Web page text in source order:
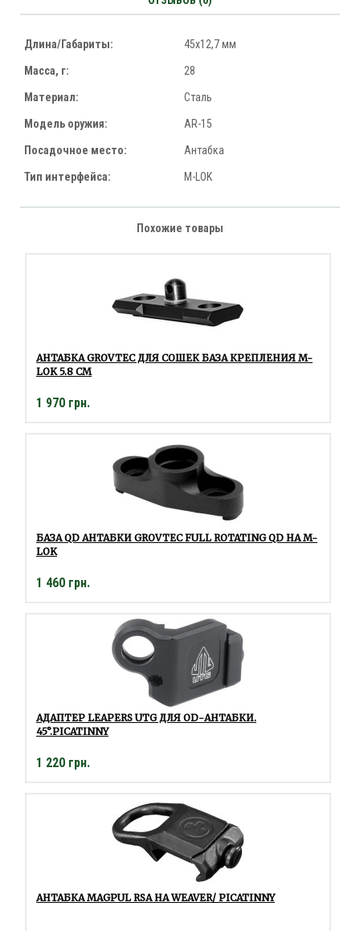
Длина/Габариты: 45x12,7 мм
Масса, г: 28
Материал: Сталь
Модель оружия: AR-15
Посадочное место: Антабка
Тип интерфейса: M-LOK
Похожие товары
АНТАБКА GROVTEC ДЛЯ СОШЕК БАЗА КРЕПЛЕНИЯ M-
LOK 5.8 СМ
1 970 грн.
БАЗА QD АНТАБКИ GROVTEC FULL ROTATING QD НА M-
LOK
1 460 грн.
АДАПТЕР LEAPERS UTG ДЛЯ OD-АНТАБКИ.
45°.PICATINNY
1 220 грн.
АНТАБКА MAGPUL RSA НА WEAVER/ PICATINNY